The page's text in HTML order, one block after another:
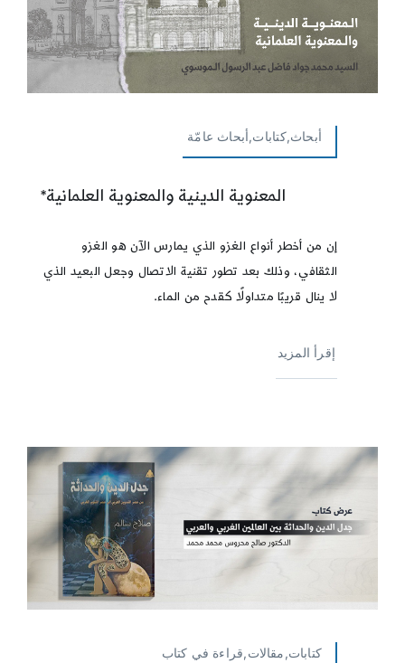
أبحاث,كتابات,أبحاث عامّة
المعنوية الدينية والمعنوية العلمانية*
إن من أخطر أنواع الغزو الذي يمارس الآن هو الغزو
الثقافي، وذلك بعد تطور تقنية الاتصال وجعل البعيد الذي
لا ينال قريبًا متداولًا كقدح من الماء.
إقرأ المزيد
كتابات,مقالات,قراءة في كتاب